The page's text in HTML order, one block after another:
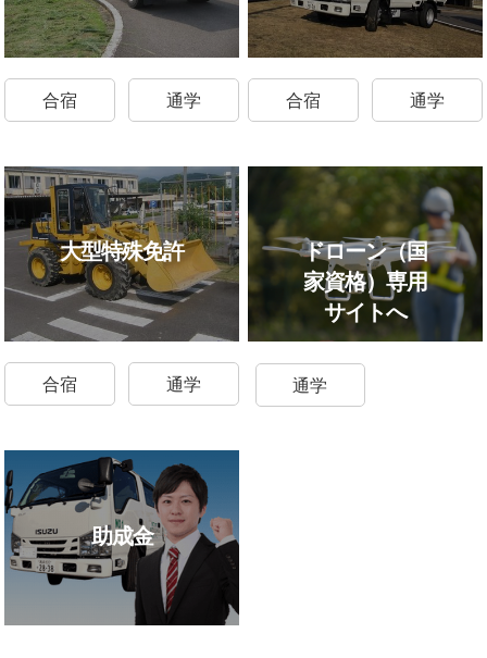
合宿 通学 合宿 通学
大型特殊免許
合宿 通学
ドローン（国
家資格）専用
サイトへ
通学
助成金